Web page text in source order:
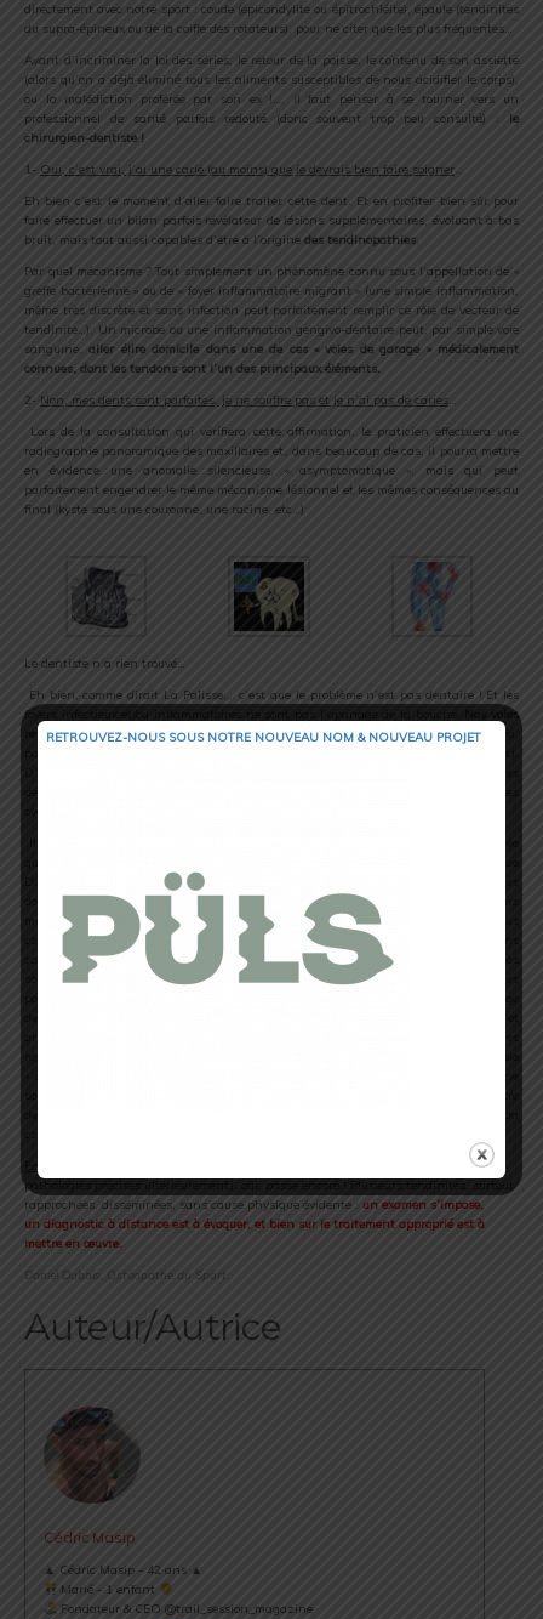
directement avec notre sport : coude (épicondylite ou épitrochléite), épaule (tendinites
du supra-épineux ou de ​​la coiffe des rotateurs), pour ne citer que les plus fréquentes…​​​​
Avant d’incriminer la loi des séries, le retour de la poisse, le contenu de son assiette
(alors qu’on a déjà éliminé tous les aliments susceptibles de nous acidifier le corps),
ou la malédiction proférée par son ex !…, il faut penser à se tourner vers un
professionnel de santé parfois redouté (donc souvent trop peu consulté) : le
chirurgien-dentiste !
1- Oui, c’est vrai, j’ai une carie (au moins) que je devrais bien faire soigner…​
Eh bien c’est le moment d’aller faire traiter cette dent. Et en profiter bien sûr pour
faire effectuer un bilan parfois révélateur de lésions supplémentaires, évoluant à bas
bruit, mais tout aussi capables d’être à l’origine des tendinopathies
Par quel mécanisme ? Tout simplement un phénomène connu sous l’appellation de «
greffe bactérienne » ou de « foyer inflammatoire migrant » (une simple inflammation,
même très discrète et sans infection peut parfaitement remplir ce rôle de vecteur de
tendinite…). Un microbe ou une inflammation gengivo-dentaire peut, par simple voie
sanguine,aller élire domicile dans une de ces « voies de garage » médicalement
connues, dont les tendons sont l’un des principaux éléments.
2- Non, mes dents sont parfaites, je ne souffre pas et je n’ai pas de caries…
Lors de la consultation qui vérifiera cette affirmation, le praticien effectuera une
radiographie panoramique des maxillaires et, dans beaucoup de cas, il pourra mettre
en évidence une anomalie silencieuse, « asymptomatique », mais qui peut
parfaitement engendrer le même mécanisme lésionnel et les mêmes conséquences au
final (kyste sous une couronne, une racine, etc…)
Le dentiste n’a rien trouvé…
Eh bien, comme dirait La Palisse,… c’est que le problème n’est pas dentaire ! Et les
foyers infectieux et/ou inflammatoires ne sont pas l’apanage de la bouche.
Nos voies
respiratoires entre autres peuvent en être le siège : sinusites (aiguës ou chroniques),
Diffus). Elle associe essentiellement une fatigue, des troubles musculo-squelettiques
douloureux sans causes mécaniques ni traumatiques… (douleurs
musculaires, tendinopathies, etc…) pour ne parler que des manifestations qui nous
concernent… C’est un problème qui méritera prochainement un chapitre dédié. Sans
compter que des modifications de la dentition, quelles qu’elles soient, entraînent très
souvent une perturbation du rapport entre les deux maxillaires et des troubles
pathologies précises ultérieurement), oui, passe encore ! Plusieurs tendinites, surtout
rapprochées, disséminées, sans cause physique évidente : un examen s’impose,
un diagnostic à distance est à évoquer, et bien sur le traitement approprié est à
mettre en œuvre.
Daniel Dubois, Ostéopathe du Sport.
Auteur/Autrice
Cédric Masip
▲ Cédric Masip - 42 ans ▲
Marié - 1 enfant
Fondateur & CEO @trail_session_magazine
RETROUVEZ-NOUS SOUS NOTRE NOUVEAU NOM & NOUVEAU PROJET